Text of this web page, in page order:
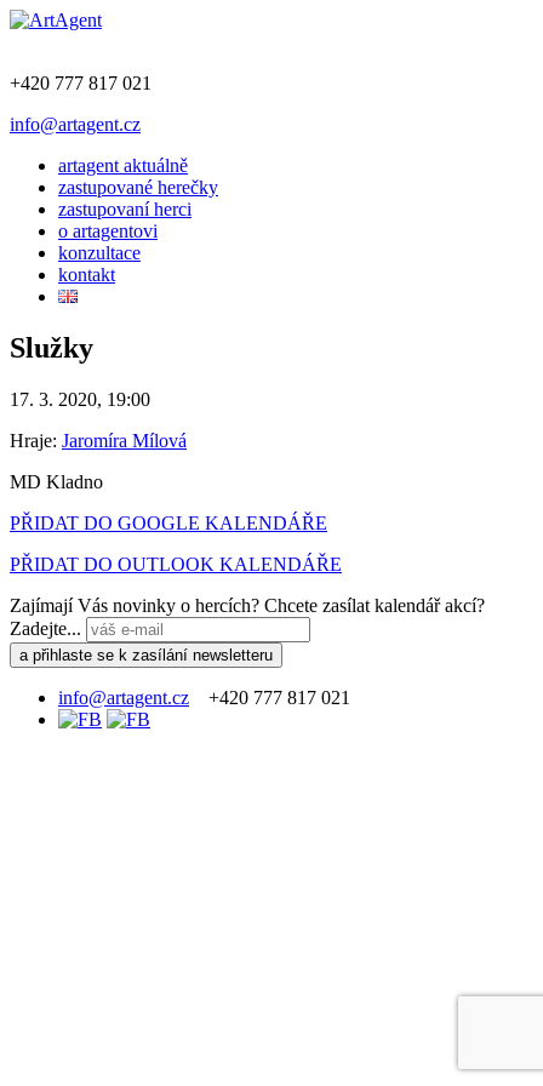
+420 777 817 021
info@artagent.cz
artagent aktuálně
zastupované herečky
zastupovaní herci
o artagentovi
konzultace
kontakt
Služky
17. 3. 2020, 19:00
Hraje: Jaromíra Mílová
MD Kladno
PŘIDAT DO GOOGLE KALENDÁŘE
PŘIDAT DO OUTLOOK KALENDÁŘE
Zajímají Vás novinky o hercích? Chcete zasílat kalendář akcí?
Zadejte...
info@artagent.cz +420 777 817 021